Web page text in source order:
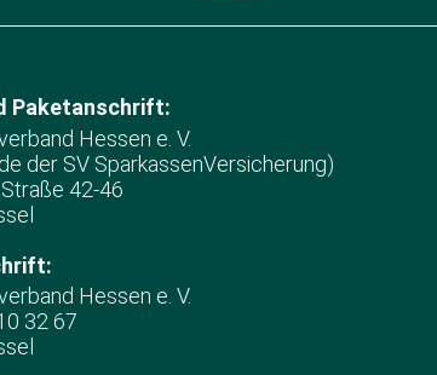
Paketanschrift:
Hessen e. V.
der SV SparkassenVersicherung)
42-46
Hessen e. V.
32 67